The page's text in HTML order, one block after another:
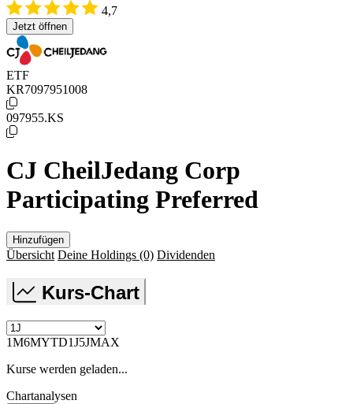
4,7
Jetzt öffnen
ETF
KR7097951008
097955.KS
CJ CheilJedang Corp
Participating Preferred
Hinzufügen
Übersicht Deine Holdings (0) Dividenden
Kurs-Chart
1M6MYTD1J5JMAX
Kurse werden geladen...
Chartanalysen